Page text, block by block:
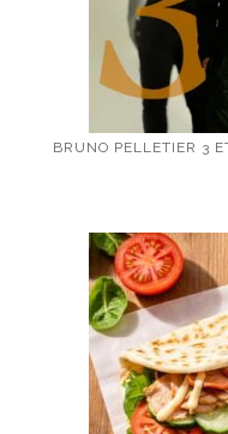
BRUNO PELLETIER 3